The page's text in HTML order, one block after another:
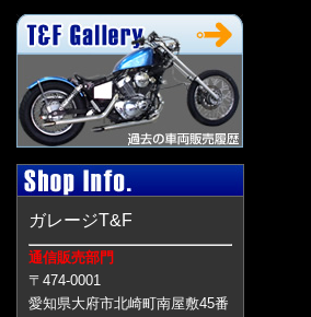
ガレージT&F
通信販売部門
〒474-0001
愛知県大府市北崎町南屋敷45番